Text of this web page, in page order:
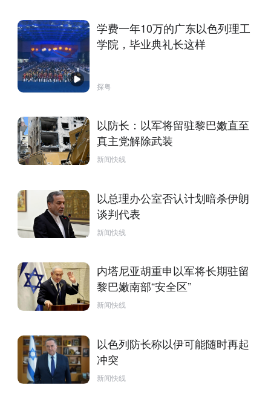
学费一年10万的广东以色列理工
学院，毕业典礼长这样
探粤
以防长：以军将留驻黎巴嫩直至
真主党解除武装
新闻快线
以总理办公室否认计划暗杀伊朗
谈判代表
新闻快线
内塔尼亚胡重申以军将长期驻留
黎巴嫩南部“安全区”
新闻快线
以色列防长称以伊可能随时再起
冲突
新闻快线